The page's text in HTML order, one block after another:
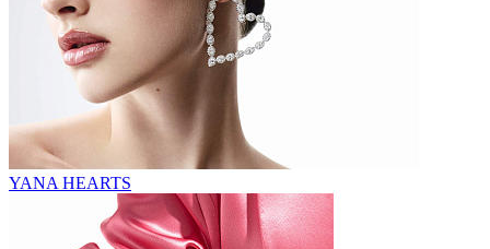
YANA HEARTS